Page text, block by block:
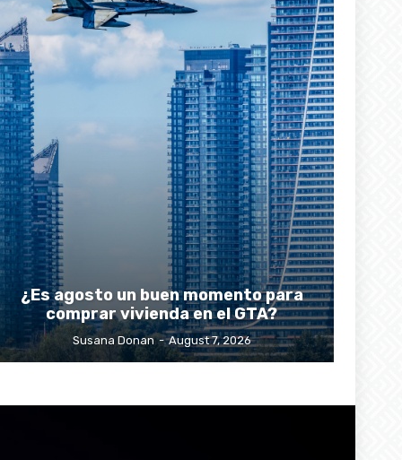
¿Es agosto un buen momento para
comprar vivienda en el GTA?
Susana Donan - August 7, 2026